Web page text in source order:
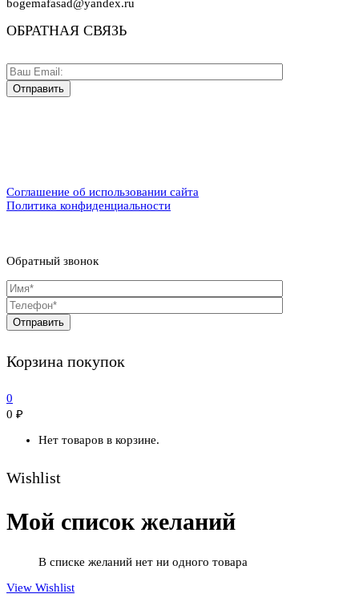
bogemafasad@yandex.ru
ОБРАТНАЯ СВЯЗЬ
Соглашение об использовании сайта
Политика конфиденциальности
Обратный звонок
Корзина покупок
0
0 ₽
Нет товаров в корзине.
Wishlist
Мой список желаний
В списке желаний нет ни одного товара
View Wishlist